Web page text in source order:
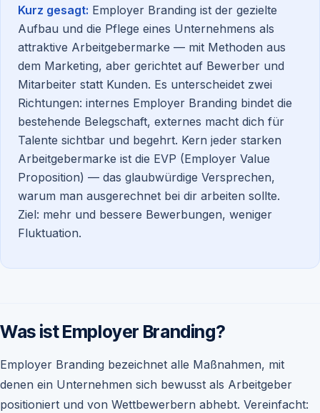
Kurz gesagt: Employer Branding ist der gezielte
Aufbau und die Pflege eines Unternehmens als
attraktive Arbeitgebermarke — mit Methoden aus
dem Marketing, aber gerichtet auf Bewerber und
Mitarbeiter statt Kunden. Es unterscheidet zwei
Richtungen: internes Employer Branding bindet die
bestehende Belegschaft, externes macht dich für
Talente sichtbar und begehrt. Kern jeder starken
Arbeitgebermarke ist die EVP (Employer Value
Proposition) — das glaubwürdige Versprechen,
warum man ausgerechnet bei dir arbeiten sollte.
Ziel: mehr und bessere Bewerbungen, weniger
Fluktuation.
Was ist Employer Branding?
Employer Branding bezeichnet alle Maßnahmen, mit
denen ein Unternehmen sich bewusst als Arbeitgeber
positioniert und von Wettbewerbern abhebt. Vereinfacht: